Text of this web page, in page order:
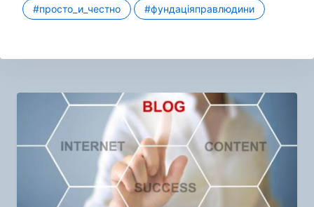
#просто_и_честно #фундаціяправлюдини
Навигация
записям